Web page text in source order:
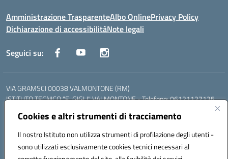
Cookies e altri strumenti di tracciamento
Il nostro Istituto non utilizza strumenti di profilazione degli utenti -
sono utilizzati esclusivamente cookies tecnici necessari al
Amministrazione TrasparenteAlbo OnlinePrivacy Policy
Dichiarazione di accessibilitàNote legali
Seguici su:
VIA GRAMSCI 00038 VALMONTONE (RM)
ISTITUTO TECNICO "E. GIGLI" VALMONTONE - Telefono: 06121127125
06121126825
LICEO DELLE SCIENZE UMANE "P.L. NERVI" SEGNI - Telefono:
Mail: RMIS099002@istruzione.it - PEC: RMIS099002@pec.istruzione.it